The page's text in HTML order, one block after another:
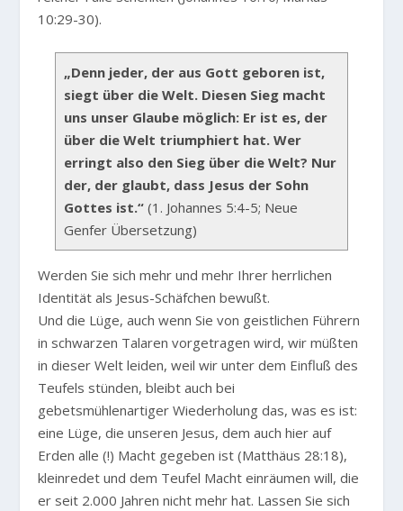
10:29-30).
„Denn jeder, der aus Gott geboren ist,
siegt über die Welt. Diesen Sieg macht
uns unser Glaube möglich: Er ist es, der
über die Welt triumphiert hat. Wer
erringt also den Sieg über die Welt? Nur
der, der glaubt, dass Jesus der Sohn
Gottes ist.“ (1. Johannes 5:4-5; Neue
Genfer Übersetzung)
Werden Sie sich mehr und mehr Ihrer herrlichen
Identität als Jesus-Schäfchen bewußt.
Und die Lüge, auch wenn Sie von geistlichen Führern
in schwarzen Talaren vorgetragen wird, wir müßten
in dieser Welt leiden, weil wir unter dem Einfluß des
Teufels stünden, bleibt auch bei
gebetsmühlenartiger Wiederholung das, was es ist:
eine Lüge, die unseren Jesus, dem auch hier auf
Erden alle (!) Macht gegeben ist (Matthäus 28:18),
kleinredet und dem Teufel Macht einräumen will, die
er seit 2.000 Jahren nicht mehr hat. Lassen Sie sich